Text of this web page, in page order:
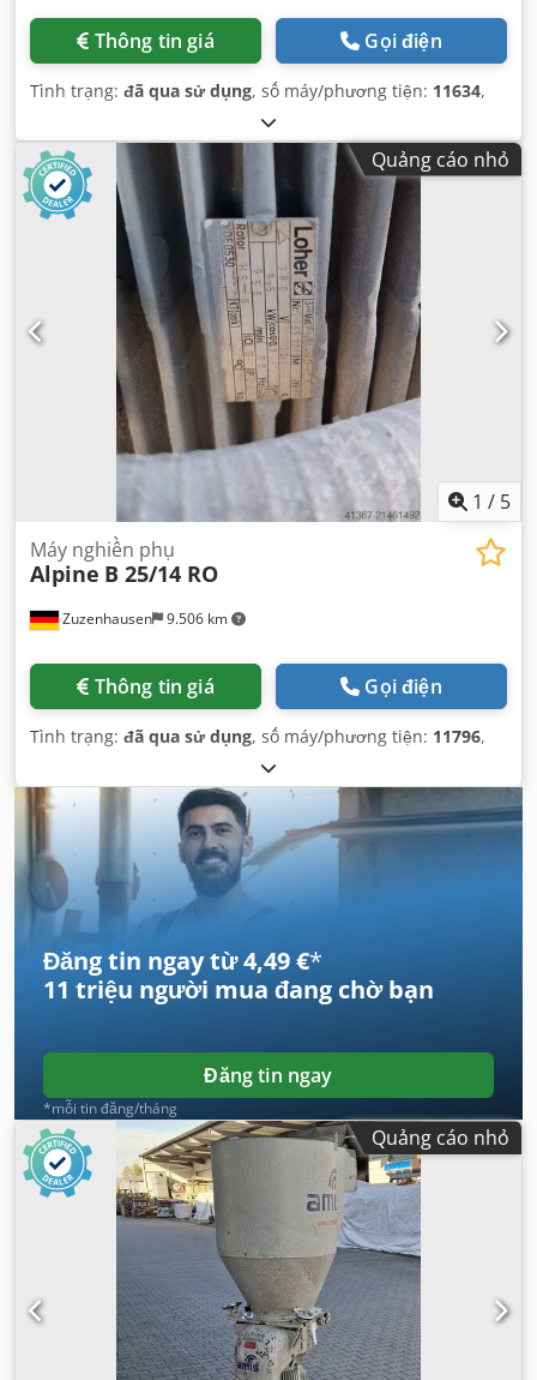
Thông tin giá Gọi điện
Tình trạng: đã qua sử dụng, số máy/phương tiện: 11634,
Quảng cáo nhỏ
1 / 5
Zuzenhausen 9.506 km
Máy nghiền phụ
Alpine B 25/14 RO
Thông tin giá Gọi điện
Tình trạng: đã qua sử dụng, số máy/phương tiện: 11796,
Đăng tin ngay từ 4,49 €*
11 triệu người mua đang chờ bạn
Đăng tin ngay
*mỗi tin đăng/tháng
Quảng cáo nhỏ